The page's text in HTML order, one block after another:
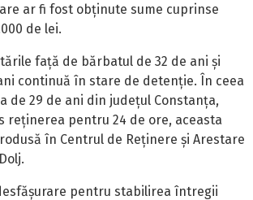
ar fi fost obținute sume cuprinse
de lei.
față de bărbatul de 32 de ani și
continuă în stare de detenție. În ceea
de 29 de ani din județul Constanța,
reținerea pentru 24 de ore, aceasta
în Centrul de Reținere și Arestare
pentru stabilirea întregii